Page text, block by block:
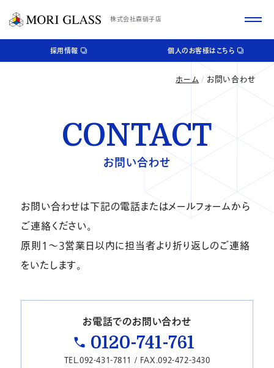
株式会社森硝子店
採用情報 個人のお客様はこちら
ホーム お問い合わせ
CONTACT
お問い合わせ
お問い合わせは下記の電話またはメールフォームから
ご連絡ください。
原則1～3営業日以内に担当者より折り返しのご連絡
をいたします。
お電話でのお問い合わせ
0120-741-761
TEL.092-431-7811 / FAX.092-472-3430